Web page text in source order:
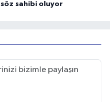
söz sahibi oluyor